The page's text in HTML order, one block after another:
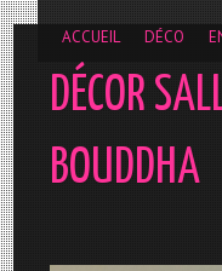
ACCUEIL DÉCO
DÉCOR
BOUDDHA